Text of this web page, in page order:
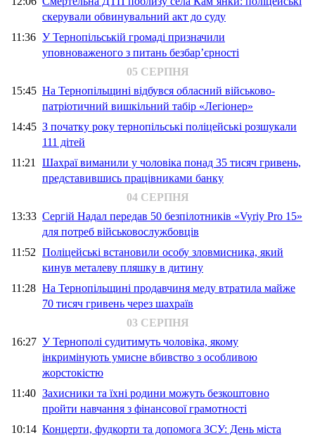
скерували обвинувальний акт до суду
11:36 У Тернопільській громаді призначили
уповноваженого з питань безбар’єрності
05 СЕРПНЯ
15:45 На Тернопільщині відбувся обласний військово-
патріотичний вишкільний табір «Легіонер»
14:45 З початку року тернопільські поліцейські розшукали
111 дітей
11:21 Шахраї виманили у чоловіка понад 35 тисяч гривень,
представившись працівниками банку
04 СЕРПНЯ
13:33 Сергій Надал передав 50 безпілотників «Vyriy Pro 15»
для потреб військовослужбовців
11:52 Поліцейські встановили особу зловмисника, який
кинув металеву пляшку в дитину
11:28 На Тернопільщині продавчиня меду втратила майже
70 тисяч гривень через шахраїв
03 СЕРПНЯ
16:27 У Тернополі судитимуть чоловіка, якому
інкримінують умисне вбивство з особливою
жорстокістю
11:40 Захисники та їхні родини можуть безкоштовно
пройти навчання з фінансової грамотності
10:14 Концерти, фудкорти та допомога ЗСУ: День міста